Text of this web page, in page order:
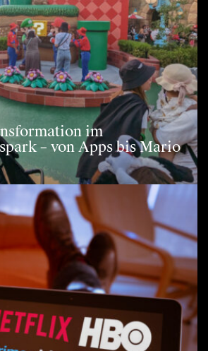
im
– von Apps bis Mario